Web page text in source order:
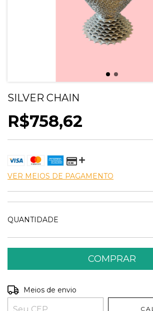
SILVER CHAIN
R$758,62
VER MEIOS DE PAGAMENTO
QUANTIDADE
Entregas para o CEP:
Meios de envio